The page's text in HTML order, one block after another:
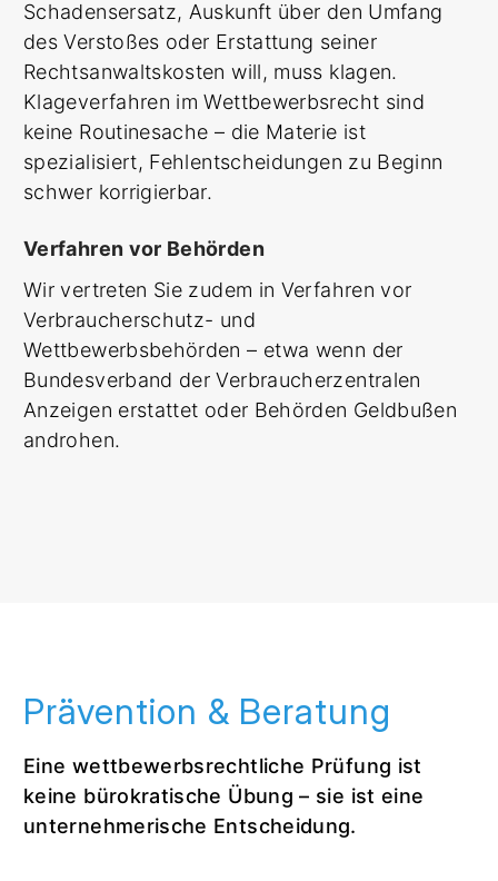
Schadensersatz, Auskunft über den Umfang
des Verstoßes oder Erstattung seiner
Rechtsanwaltskosten will, muss klagen.
Klageverfahren im Wettbewerbsrecht sind
keine Routinesache – die Materie ist
spezialisiert, Fehlentscheidungen zu Beginn
schwer korrigierbar.
Verfahren vor Behörden
Wir vertreten Sie zudem in Verfahren vor
Verbraucherschutz- und
Wettbewerbsbehörden – etwa wenn der
Bundesverband der Verbraucherzentralen
Anzeigen erstattet oder Behörden Geldbußen
androhen.
Prävention & Beratung
Eine wettbewerbsrechtliche Prüfung ist
keine bürokratische Übung – sie ist eine
unternehmerische Entscheidung.